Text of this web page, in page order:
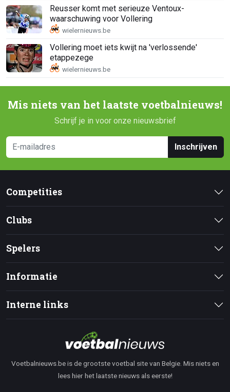
Reusser komt met serieuze Ventoux-
waarschuwing voor Vollering
Vollering moet iets kwijt na 'verlossende'
etappezege
Mis niets van het laatste voetbalnieuws!
Schrijf je in voor onze nieuwsbrief
Inschrijven
Competities
Clubs
Spelers
Informatie
Interne links
Voetbalnieuws.be is de grootste voetbal site van Belgie. Mis niets en
lees hier het laatste nieuws als eerste!